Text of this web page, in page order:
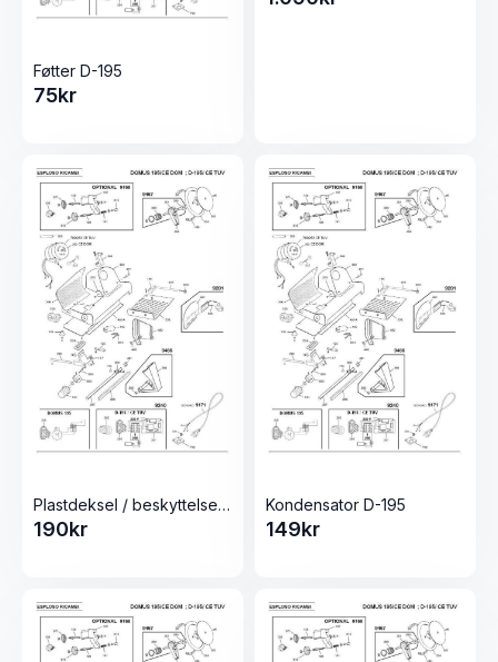
Føtter D-195
75kr
Plastdeksel / beskyttelse D-195
190kr
Kondensator D-195
149kr